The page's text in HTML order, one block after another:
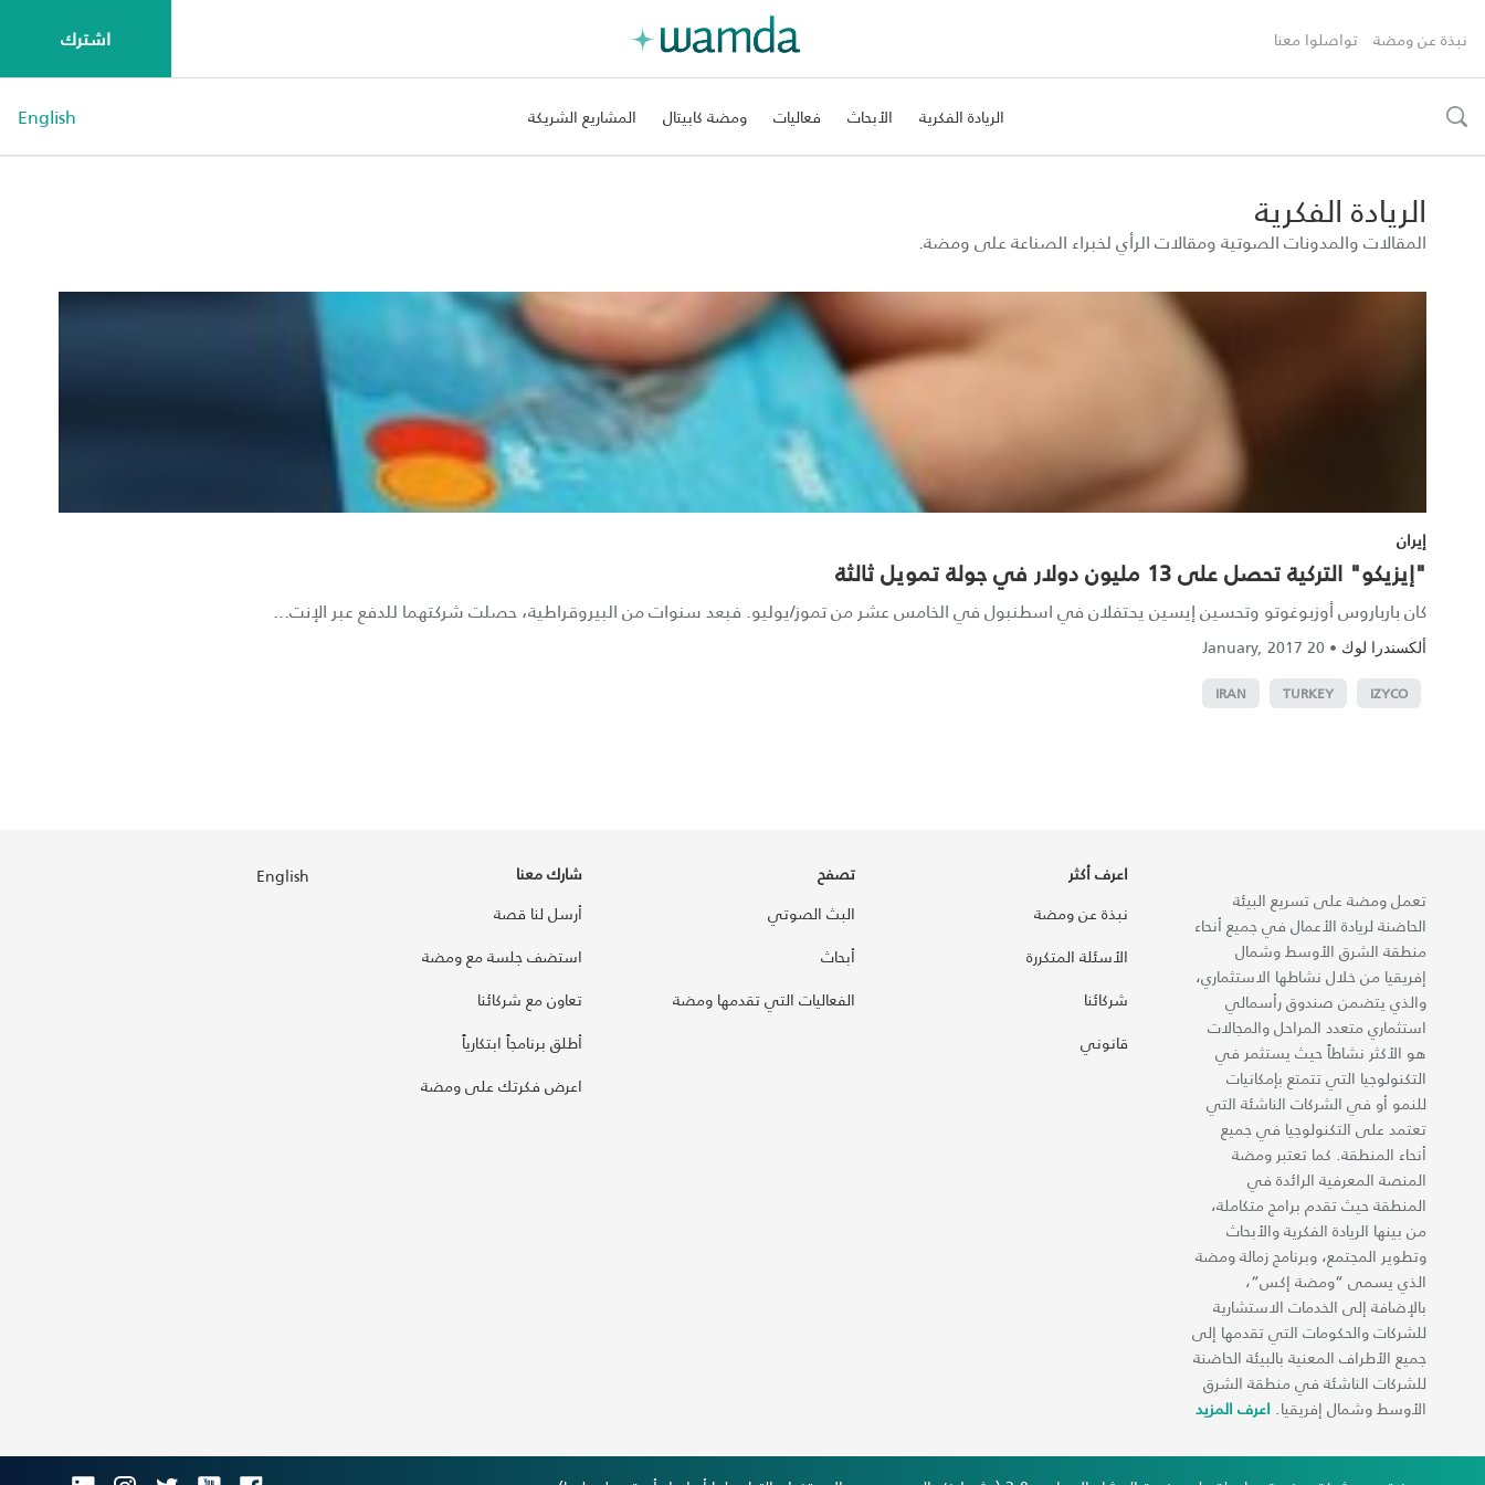
نبذة عن ومضة تواصلوا معنا اشترك
toggle
الريادة الفكرية الأبحاث فعاليات ومضة كابيتال المشاريع الشريكة English
الريادة الفكرية
المقالات والمدونات الصوتية ومقالات الرأي لخبراء الصناعة على ومضة.
إيران
"إيزيكو" التركية تحصل على 13 مليون دولار في جولة تمويل ثالثة
كان بارباروس أوزبوغوتو وتحسين إيسين يحتفلان في اسطنبول في الخامس عشر من تموز/يوليو. فبعد سنوات من البيروقراطية، حصلت شركتهما للدفع عبر الإنت...
ألكسندرا لوك •
20 January, 2017
IZYCO
TURKEY
IRAN
تعمل ومضة على تسريع البيئة
الحاضنة لريادة الأعمال في جميع أنحاء
منطقة الشرق الأوسط وشمال
إفريقيا من خلال نشاطها الاستثماري،
والذي يتضمن صندوق رأسمالي
استثماري متعدد المراحل والمجالات
هو الأكثر نشاطاً حيث يستثمر في
التكنولوجيا التي تتمتع بإمكانيات
للنمو أو في الشركات الناشئة التي
تعتمد على التكنولوجيا في جميع
أنحاء المنطقة. كما تعتبر ومضة
المنصة المعرفية الرائدة في
المنطقة حيث تقدم برامج متكاملة،
من بينها الريادة الفكرية والأبحاث
وتطوير المجتمع، وبرنامج زمالة ومضة
الذي يسمى “ومضة إكس“،
بالإضافة إلى الخدمات الاستشارية
للشركات والحكومات التي تقدمها إلى
جميع الأطراف المعنية بالبيئة الحاضنة
للشركات الناشئة في منطقة الشرق
الأوسط وشمال إفريقيا. اعرف المزيد
اعرف أكثر
نبذة عن ومضة
الأسئلة المتكررة
شركائنا
قانوني
تصفح
البث الصوتي
أبحاث
الفعاليات التي تقدمها ومضة
شارك معنا
أرسل لنا قصة
استضف جلسة مع ومضة
تعاون مع شركائنا
أطلق برنامجاً ابتكارياً
اعرض فكرتك على ومضة
English